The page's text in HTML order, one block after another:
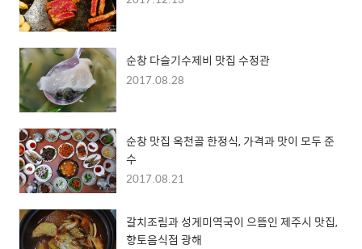
순창 다슬기수제비 맛집 수정관
2017.08.28
순창 맛집 옥천골 한정식, 가격과 맛이 모두 준
수
2017.08.21
갈치조림과 성게미역국이 으뜸인 제주시 맛집,
향토음식점 광해